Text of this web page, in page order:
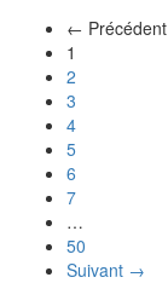
← Précédent
1
2
3
4
5
6
7
…
50
Suivant →